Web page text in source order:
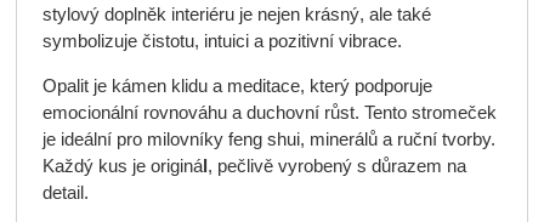
stylový doplněk interiéru je nejen krásný, ale také
symbolizuje čistotu, intuici a pozitivní vibrace.
Opalit je kámen klidu a meditace, který podporuje
emocionální rovnováhu a duchovní růst. Tento stromeček
je ideální pro milovníky feng shui, minerálů a ruční tvorby.
Každý kus je originál , pečlivě vyrobený s důrazem na
detail.